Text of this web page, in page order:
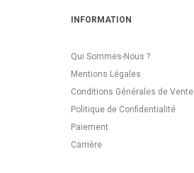
INFORMATION
Qui Sommes-Nous ?
Mentions Légales
Conditions Générales de Vente
Politique de Confidentialité
Paiement
Carrière